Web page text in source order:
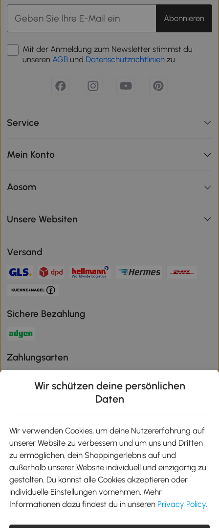
Abonnieren
Mit der Anmeldung zum Newsletter stimmst du
unseren AGB und Datenschutzrichtlinien zu.
Service
Mein Konto
Aosom
Unsere Websiten
Versand
Sichere Bezahlung
Zahlungsarten
Aosom-App
Google Play
Wir schützen deine persönlichen
Daten
Wir verwenden Cookies, um deine Nutzererfahrung auf
unserer Website zu verbessern und um uns und Dritten
zu ermöglichen, dein Shoppingerlebnis auf und
außerhalb unserer Website individuell und einzigartig zu
gestalten. Du kannst alle Cookies akzeptieren oder
individuelle Einstellungen vornehmen. Mehr
Informationen dazu findest du in unseren Privacy Policy.